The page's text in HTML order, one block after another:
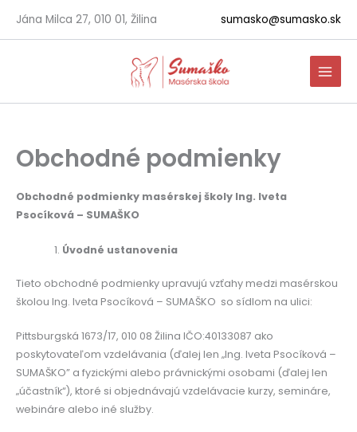
Jána Milca 27, 010 01, Žilina sumasko@sumasko.sk
Obchodné podmienky
Obchodné podmienky masérskej školy Ing. Iveta
Psocíková – SUMAŠKO
Úvodné ustanovenia
Tieto obchodné podmienky upravujú vzťahy medzi masérskou
školou Ing. Iveta Psocíková – SUMAŠKO so sídlom na ulici:
Pittsburgská 1673/17, 010 08 Žilina IČO:40133087 ako
poskytovateľom vzdelávania (ďalej len „Ing. Iveta Psocíková –
SUMAŠKO” a fyzickými alebo právnickými osobami (ďalej len
„účastník“), ktoré si objednávajú vzdelávacie kurzy, semináre,
webináre alebo iné služby.